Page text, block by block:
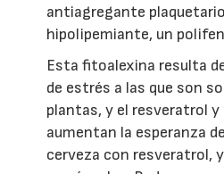
antiagregante
hipolipemiante, un
Esta fitoalexina resulta
de estrés a las que son
plantas, y el resveratrol
aumentan la esperanza
cerveza con resveratrol,